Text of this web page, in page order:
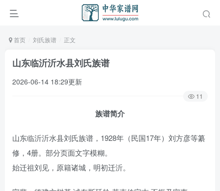
首页 刘氏族谱 正文
山东临沂沂水县刘氏族谱
2026-06-14 18:29更新
11
族谱简介
山东临沂沂水县刘氏族谱，1928年（民国17年）刘方彦等纂
修，4册。部分页面文字模糊。
始迁祖刘见，原籍诸城，明初迁沂。